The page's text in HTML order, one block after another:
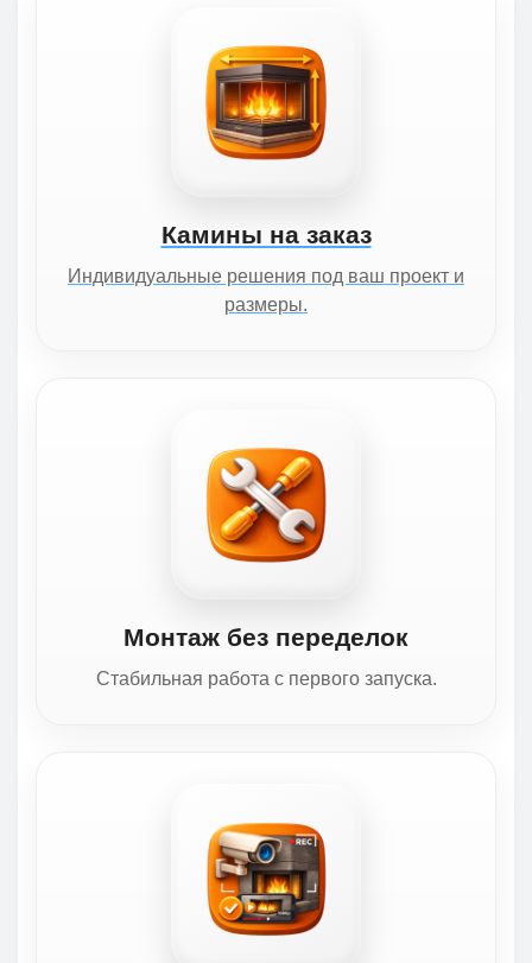
Камины на заказ
Индивидуальные решения под ваш проект и
размеры.
Монтаж без переделок
Стабильная работа с первого запуска.